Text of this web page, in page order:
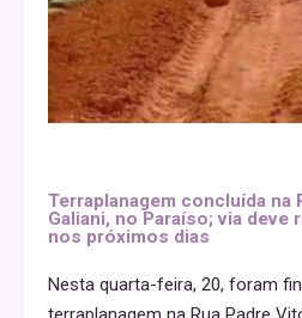
Terraplanagem concluída na
Galiani, no Paraíso; via deve
nos próximos dias
Nesta quarta-feira, 20, foram